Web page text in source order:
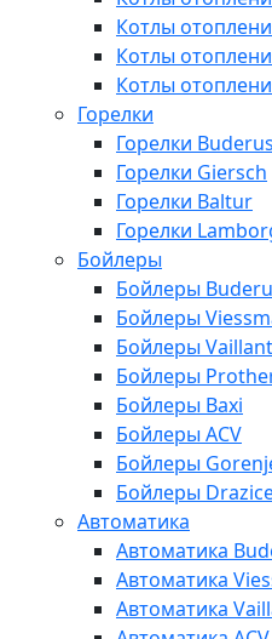
Котлы
Котлы
Котлы
Горелки
Горелки Buderus
Горелки Giersch
Горелки Baltur
Горелки
Бойлеры
Бойлеры
Бойлеры
Бойлеры Vaillant
Бойлеры
Бойлеры Baxi
Бойлеры ACV
Бойлеры
Бойлеры
Автоматика
Автоматика
Автоматика
Автоматика